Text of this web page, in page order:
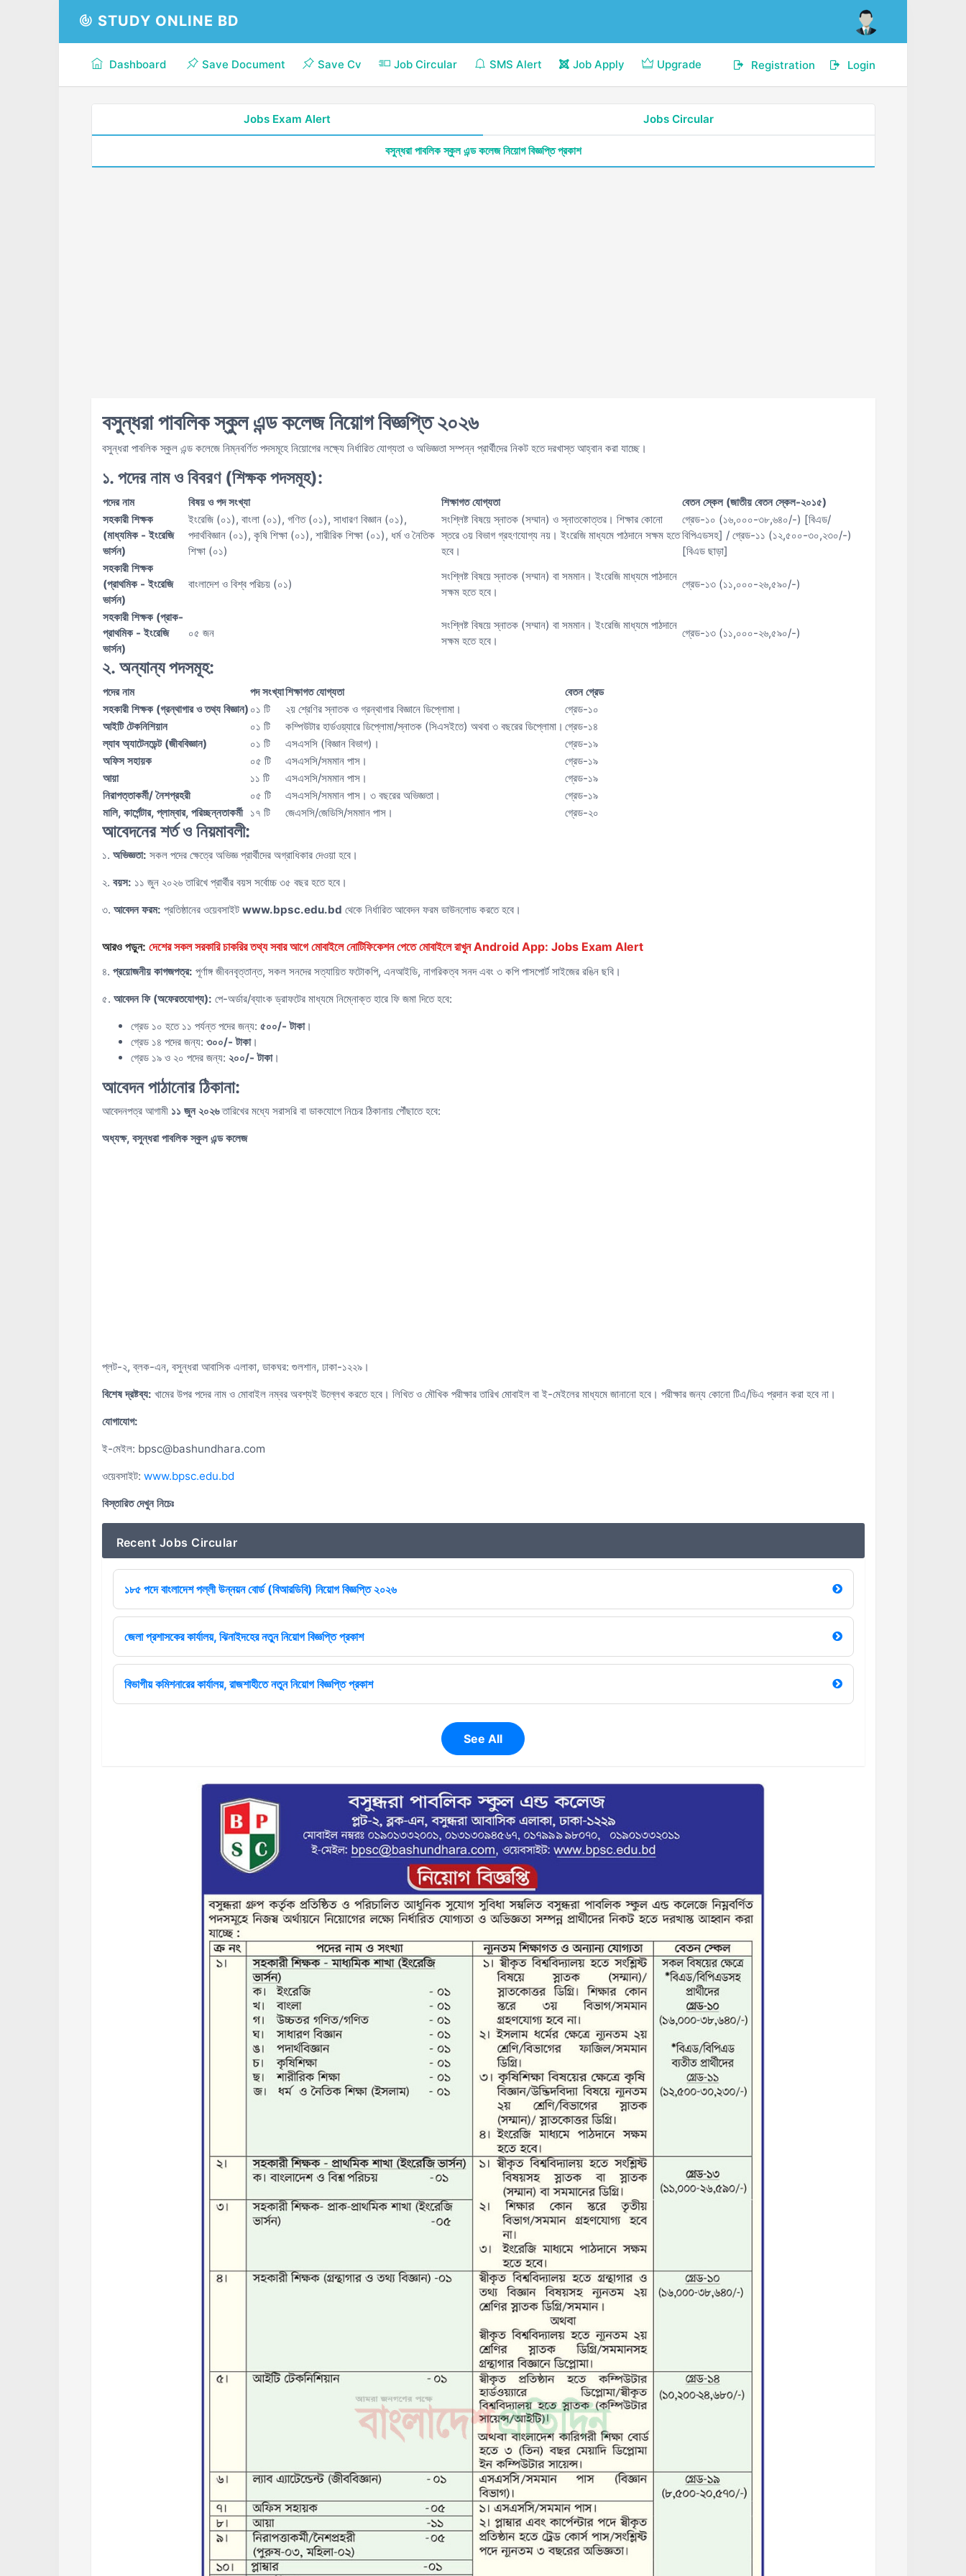
STUDY ONLINE BD
Dashboard Save Document Save Cv Job Circular SMS Alert Job Apply Upgrade Login
Registration
Jobs Exam Alert Jobs Circular
বসুন্ধরা পাবলিক স্কুল এন্ড কলেজ নিয়োগ বিজ্ঞপ্তি প্রকাশ
বসুন্ধরা পাবলিক স্কুল এন্ড কলেজ নিয়োগ বিজ্ঞপ্তি ২০২৬
বসুন্ধরা পাবলিক স্কুল এন্ড কলেজে নিম্নবর্ণিত পদসমূহে নিয়োগের লক্ষ্যে নির্ধারিত যোগ্যতা ও অভিজ্ঞতা সম্পন্ন প্রার্থীদের নিকট হতে দরখাস্ত আহ্বান করা যাচ্ছে।
১. পদের নাম ও বিবরণ (শিক্ষক পদসমূহ):
পদের নাম বিষয় ও পদ সংখ্যা শিক্ষাগত যোগ্যতা
বেতন স্কেল (জাতীয় বেতন স্কেল-২০১৫)
সহকারী শিক্ষক
(মাধ্যমিক - ইংরেজি
ভার্সন)
ইংরেজি (০১), বাংলা (০১), গণিত (০১), সাধারণ বিজ্ঞান (০১),
পদার্থবিজ্ঞান (০১), কৃষি শিক্ষা (০১), শারীরিক শিক্ষা (০১), ধর্ম ও নৈতিক
শিক্ষা (০১)
সংশ্লিষ্ট বিষয়ে স্নাতক (সম্মান) ও স্নাতকোত্তর। শিক্ষার কোনো
স্তরে ৩য় বিভাগ গ্রহণযোগ্য নয়। ইংরেজি মাধ্যমে পাঠদানে সক্ষম হতে
হবে।
গ্রেড-১০ (১৬,০০০-৩৮,৬৪০/-) [বিএড/
বিপিএডসহ] / গ্রেড-১১ (১২,৫০০-৩০,২৩০/-)
[বিএড ছাড়া]
সহকারী শিক্ষক
(প্রাথমিক - ইংরেজি
ভার্সন)
বাংলাদেশ ও বিশ্ব পরিচয় (০১)
সংশ্লিষ্ট বিষয়ে স্নাতক (সম্মান) বা সমমান। ইংরেজি মাধ্যমে পাঠদানে
সক্ষম হতে হবে।
গ্রেড-১৩ (১১,০০০-২৬,৫৯০/-)
সহকারী শিক্ষক (প্রাক-
প্রাথমিক - ইংরেজি
ভার্সন)
০৫ জন
সংশ্লিষ্ট বিষয়ে স্নাতক (সম্মান) বা সমমান। ইংরেজি মাধ্যমে পাঠদানে
সক্ষম হতে হবে।
গ্রেড-১৩ (১১,০০০-২৬,৫৯০/-)
২. অন্যান্য পদসমূহ:
পদের নাম পদ সংখ্যাশিক্ষাগত যোগ্যতা
বেতন গ্রেড
সহকারী শিক্ষক (গ্রন্থাগার ও তথ্য বিজ্ঞান) ০১ টি ২য় শ্রেণির স্নাতক ও গ্রন্থাগার বিজ্ঞানে ডিপ্লোমা।
গ্রেড-১০
আইটি টেকনিশিয়ান
০১ টি কম্পিউটার হার্ডওয়্যারে ডিপ্লোমা/স্নাতক (সিএসইতে) অথবা ৩ বছরের ডিপ্লোমা। গ্রেড-১৪
ল্যাব অ্যাটেনডেন্ট (জীববিজ্ঞান)
০১ টি এসএসসি (বিজ্ঞান বিভাগ)।
গ্রেড-১৯
অফিস সহায়ক
০৫ টি এসএসসি/সমমান পাস।
গ্রেড-১৯
আয়া
১১ টি এসএসসি/সমমান পাস।
গ্রেড-১৯
নিরাপত্তাকর্মী/ নৈশপ্রহরী
০৫ টি এসএসসি/সমমান পাস। ৩ বছরের অভিজ্ঞতা।
গ্রেড-১৯
মালি, কার্পেন্টার, প্লাম্বার, পরিচ্ছন্নতাকর্মী
১৭ টি জেএসসি/জেডিসি/সমমান পাস। গ্রেড-২০
আবেদনের শর্ত ও নিয়মাবলী:
১. অভিজ্ঞতা: সকল পদের ক্ষেত্রে অভিজ্ঞ প্রার্থীদের অগ্রাধিকার দেওয়া হবে।
২. বয়স: ১১ জুন ২০২৬ তারিখে প্রার্থীর বয়স সর্বোচ্চ ৩৫ বছর হতে হবে।
৩. আবেদন ফরম: প্রতিষ্ঠানের ওয়েবসাইট www.bpsc.edu.bd থেকে নির্ধারিত আবেদন ফরম ডাউনলোড করতে হবে।
আরও পড়ুন: দেশের সকল সরকারি চাকরির তথ্য সবার আগে মোবাইলে নোটিফিকেশন পেতে মোবাইলে রাখুন Android App: Jobs Exam Alert
৪. প্রয়োজনীয় কাগজপত্র: পূর্ণাঙ্গ জীবনবৃত্তান্ত, সকল সনদের সত্যায়িত ফটোকপি, এনআইডি, নাগরিকত্ব সনদ এবং ৩ কপি পাসপোর্ট সাইজের রঙিন ছবি।
৫. আবেদন ফি (অফেরতযোগ্য): পে-অর্ডার/ব্যাংক ড্রাফটের মাধ্যমে নিম্নোক্ত হারে ফি জমা দিতে হবে:
গ্রেড ১০ হতে ১১ পর্যন্ত পদের জন্য: ৫০০/- টাকা।
গ্রেড ১৪ পদের জন্য: ৩০০/- টাকা।
গ্রেড ১৯ ও ২০ পদের জন্য: ২০০/- টাকা।
আবেদন পাঠানোর ঠিকানা:
আবেদনপত্র আগামী ১১ জুন ২০২৬তারিখের মধ্যে সরাসরি বা ডাকযোগে নিচের ঠিকানায় পৌঁছাতে হবে:
অধ্যক্ষ, বসুন্ধরা পাবলিক স্কুল এন্ড কলেজ
প্লট-২, ব্লক-এন, বসুন্ধরা আবাসিক এলাকা, ডাকঘর: গুলশান, ঢাকা-১২২৯।
বিশেষ দ্রষ্টব্য: খামের উপর পদের নাম ও মোবাইল নম্বর অবশ্যই উল্লেখ করতে হবে। লিখিত ও মৌখিক পরীক্ষার তারিখ মোবাইল বা ই-মেইলের মাধ্যমে জানানো হবে। পরীক্ষার জন্য কোনো টিএ/ডিএ প্রদান করা হবে না।
যোগাযোগ:
ই-মেইল: bpsc@bashundhara.com
ওয়েবসাইট: www.bpsc.edu.bd
বিস্তারিত দেখুন নিচেঃ
Recent Jobs Circular
১৮৫ পদে বাংলাদেশ পল্লী উন্নয়ন বোর্ড (বিআরডিবি) নিয়োগ বিজ্ঞপ্তি ২০২৬
জেলা প্রশাসকের কার্যালয়, ঝিনাইদহের নতুন নিয়োগ বিজ্ঞপ্তি প্রকাশ
বিভাগীয় কমিশনারের কার্যালয়, রাজশাহীতে নতুন নিয়োগ বিজ্ঞপ্তি প্রকাশ
See All